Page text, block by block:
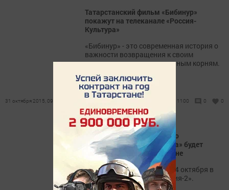
Татарстанский фильм «Бибинур»
покажут на телеканале «Россия-
Культура»
«Бибинур» - это современная история о
важности возвращения к своим
историческим и национальным корням.
31 октября 2015, 09:00 1100 0 0
В рамках документального
циклах«Россия без террора» будет
показан фильм о Татарстане
Показ фильма состоится 14 октября в
21.20 на телеканале «Россия-2».